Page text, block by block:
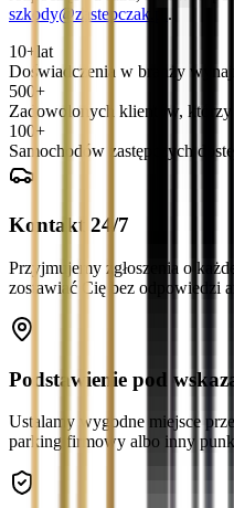
szkody@zastepczak.pl .
10+ lat
Doświadczenia w branży
500+
Zadowolonych klientów, którzy
100+
Samochodów zastępczych
Kontakt 24/7
Przyjmujemy zgłoszenia o
zostawiać Cię bez odpowiedzi
Podstawienie pod
Ustalamy wygodne miejsce
parking firmowy albo inny